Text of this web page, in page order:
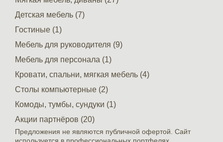
Детская мебель (7)
Гостиные (1)
Мебель для руководителя (9)
Мебель для персонала (1)
Кровати, спальни, мягкая мебель (4)
Столы компьютерные (2)
Комоды, тумбы, сундуки (1)
Акции партнёров (20)
Предложения не являются публичной офертой. Сайт